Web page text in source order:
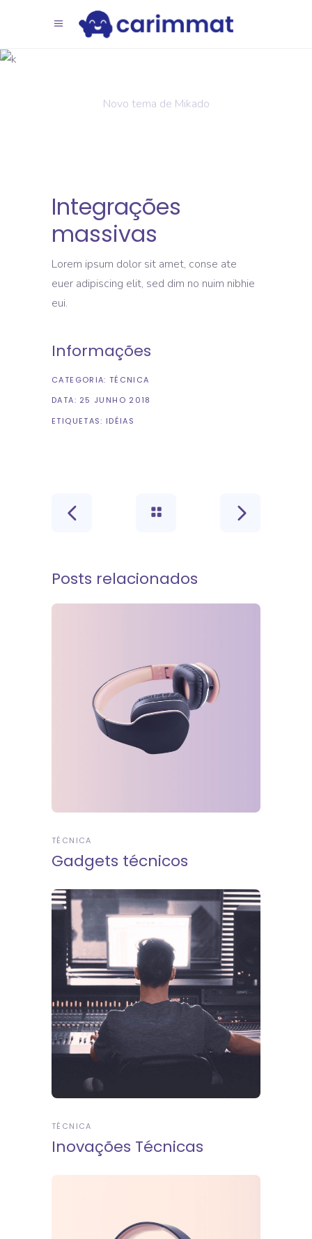
Integração
Novo tema de Mikado
Integrações
massivas
Lorem ipsum dolor sit amet, conse ate
euer adipiscing elit, sed dim no nuim nibhie
eui.
Informações
CATEGORIA: TÉCNICA
DATA: 25 JUNHO 2018
ETIQUETAS: IDÉIAS
Posts relacionados
TÉCNICA
Gadgets técnicos
TÉCNICA
Inovações Técnicas